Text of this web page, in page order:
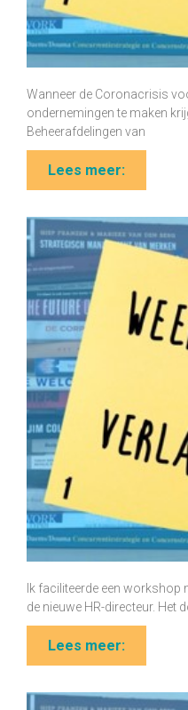
Wanneer de Coronacrisis
ondernemingen te maken
Beheerafdelingen van
Lees meer:
Ik faciliteerde een
de nieuwe HR-directeur. Het
Lees meer: